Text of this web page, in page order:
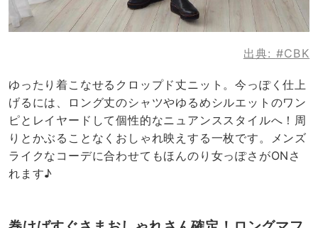
出典: #CBK
ゆったり着こなせるクロップド丈ニット。今っぽく仕上
げるには、ロング丈のシャツやゆるめシルエットのワン
ピとレイヤードして個性的なニュアンススタイルへ！周
りとかぶることなくおしゃれ映えする一枚です。メンズ
ライクなコーデに合わせてもほんのり女っぽさがONさ
れます♪